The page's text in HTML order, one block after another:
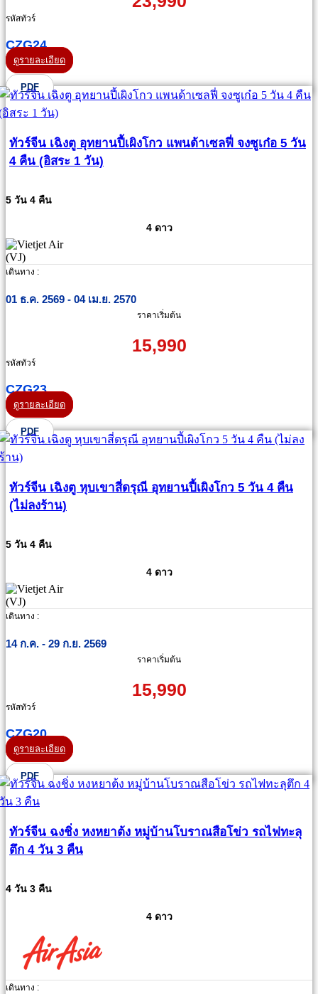
รหัสทัวร์
CZG24
ดูรายละเอียด
PDF
ทัวร์จีน เฉิงตู อุทยานปี้เผิงโกว แพนด้าเซลฟี่ จงซูเก๋อ 5 วัน
4 คืน (อิสระ 1 วัน)
5 วัน 4 คืน
4 ดาว
เดินทาง :
01 ธ.ค. 2569 - 04 เม.ย. 2570
ราคาเริ่มต้น
15,990
รหัสทัวร์
CZG23
ดูรายละเอียด
PDF
ทัวร์จีน เฉิงตู หุบเขาสี่ดรุณี อุทยานปี้เผิงโกว 5 วัน 4 คืน
(ไม่ลงร้าน)
5 วัน 4 คืน
4 ดาว
เดินทาง :
14 ก.ค. - 29 ก.ย. 2569
ราคาเริ่มต้น
15,990
รหัสทัวร์
CZG20
ดูรายละเอียด
PDF
ทัวร์จีน ฉงชิ่ง หงหยาต้ง หมู่บ้านโบราณสือโข่ว รถไฟทะลุ
ตึก 4 วัน 3 คืน
4 วัน 3 คืน
4 ดาว
เดินทาง :